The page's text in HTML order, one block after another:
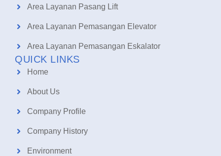
Area Layanan Pasang Lift
Area Layanan Pemasangan Elevator
Area Layanan Pemasangan Eskalator
QUICK LINKS
Home
About Us
Company Profile
Company History
Environment